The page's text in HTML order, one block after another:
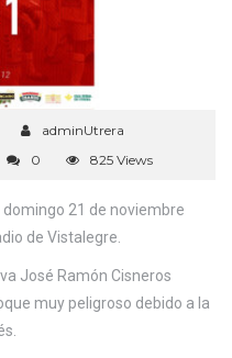
adminUtrera
0 825 Views
21 de noviembre
de Vistalegre.
José Ramón Cisneros
muy peligroso debido a la